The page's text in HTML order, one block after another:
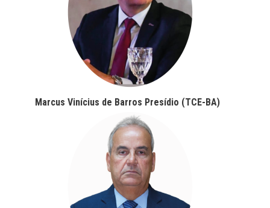
Marcus Vinícius de Barros Presídio (TCE-BA)